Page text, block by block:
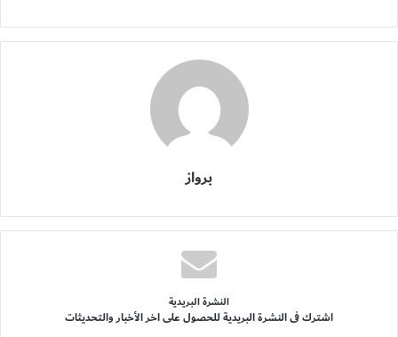
برواز
النشرة البريدية
اشترك فى النشرة البريدية للحصول على اخر الأخبار والتحديثات